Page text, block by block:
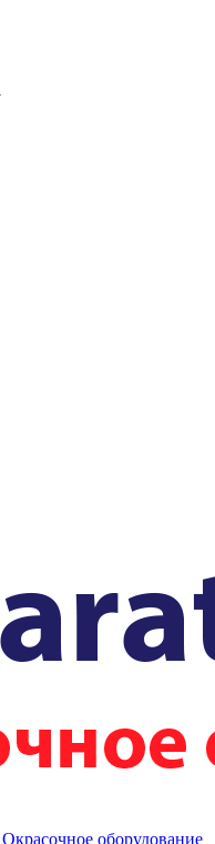
Окрасочное оборудование